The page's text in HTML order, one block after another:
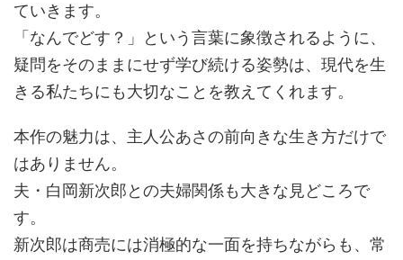
ていきます。
「なんでどす？」という言葉に象徴されるように、
疑問をそのままにせず学び続ける姿勢は、現代を生
きる私たちにも大切なことを教えてくれます。
本作の魅力は、主人公あさの前向きな生き方だけで
はありません。
夫・白岡新次郎との夫婦関係も大きな見どころで
す。
新次郎は商売には消極的な一面を持ちながらも、常